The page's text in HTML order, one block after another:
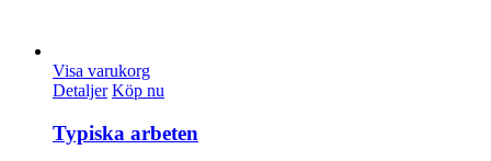
Visa varukorg
Detaljer Köp nu
Typiska arbeten